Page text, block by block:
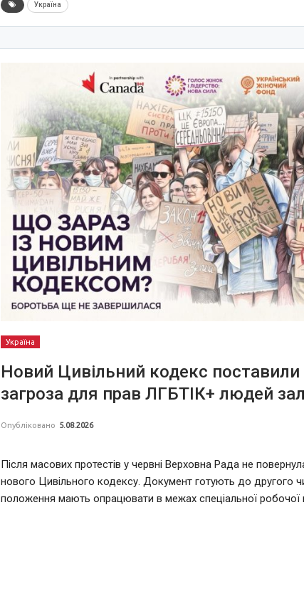
Україна
Україна
Новий Цивільний кодекс поставили
загроза для прав ЛГБТІК+ людей
Опубліковано 5.08.2026
Після масових протестів у червні Верховна Рада не
нового Цивільного кодексу. Документ готують до другого
положення мають опрацювати в межах спеціальної робочої